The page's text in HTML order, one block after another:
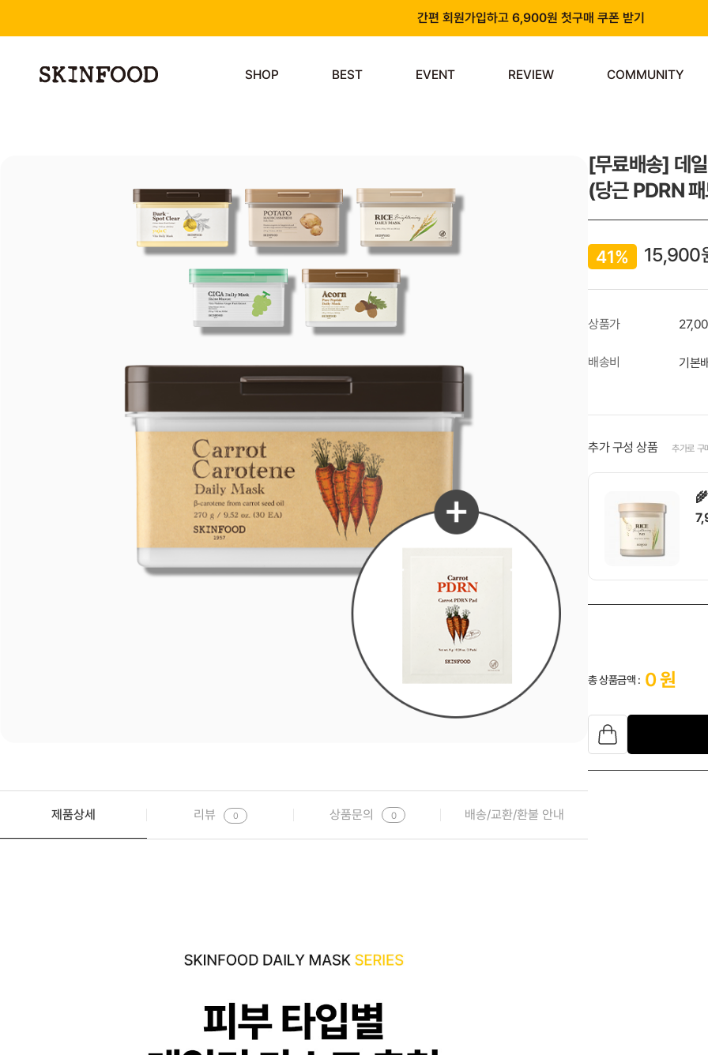
간편 회원가입하고 6,900원 첫구매 쿠폰 받기
SHOP BEST EVENT REVIEW COMMUNITY
제품상세 리뷰 0 상품문의 0 배송/교환/환불 안내
[무료배송] 데
(당근 PDRN
41% 15,900
상품가
배송비 기본
추가 구성 상품 추가로 구
총 상품금액 : 0원